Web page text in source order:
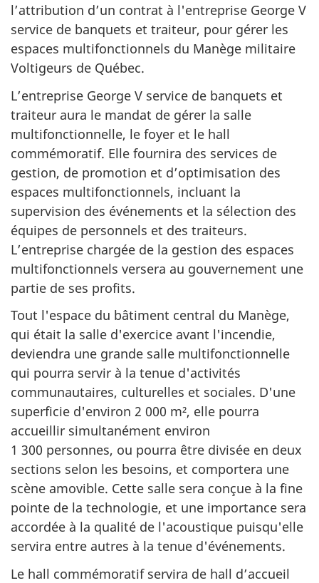
l’attribution d’un contrat à l'entreprise George V
service de banquets et traiteur, pour gérer les
espaces multifonctionnels du Manège militaire
Voltigeurs de Québec.
L’entreprise George V service de banquets et
traiteur aura le mandat de gérer la salle
multifonctionnelle, le foyer et le hall
commémoratif. Elle fournira des services de
gestion, de promotion et d’optimisation des
espaces multifonctionnels, incluant la
supervision des événements et la sélection des
équipes de personnels et des traiteurs.
L’entreprise chargée de la gestion des espaces
multifonctionnels versera au gouvernement une
partie de ses profits.
Tout l'espace du bâtiment central du Manège,
qui était la salle d'exercice avant l'incendie,
deviendra une grande salle multifonctionnelle
qui pourra servir à la tenue d'activités
communautaires, culturelles et sociales. D'une
superficie d'environ 2 000 m², elle pourra
accueillir simultanément environ
1 300 personnes, ou pourra être divisée en deux
sections selon les besoins, et comportera une
scène amovible. Cette salle sera conçue à la fine
pointe de la technologie, et une importance sera
accordée à la qualité de l'acoustique puisqu'elle
servira entre autres à la tenue d'événements.
Le hall commémoratif servira de hall d’accueil